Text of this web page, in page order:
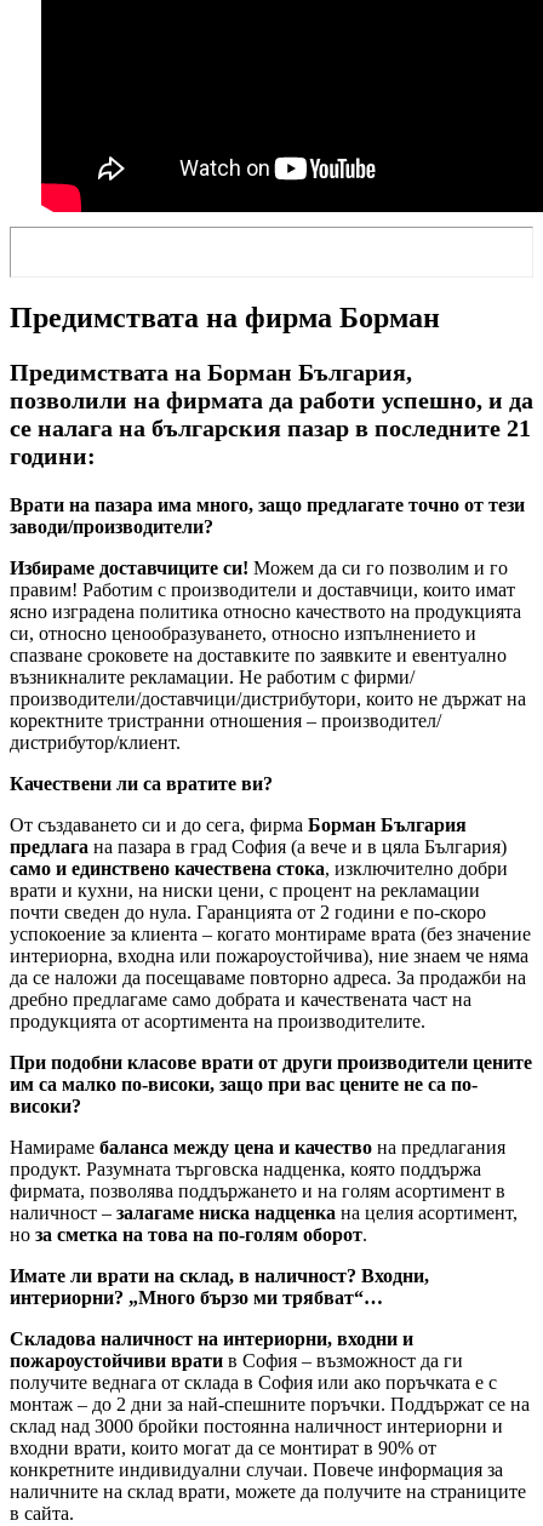
Предимствата на фирма Борман
Предимствата на Борман България,
позволили на фирмата да работи успешно, и да
се налага на българския пазар в последните 21
години:
Врати на пазара има много, защо предлагате точно от тези
заводи/производители?
Избираме доставчиците си! Можем да си го позволим и го
правим! Работим с производители и доставчици, които имат
ясно изградена политика относно качеството на продукцията
си, относно ценообразуването, относно изпълнението и
спазване сроковете на доставките по заявките и евентуално
възникналите рекламации. Не работим с фирми/
производители/доставчици/дистрибутори, които не държат на
коректните тристранни отношения – производител/
дистрибутор/клиент.
Качествени ли са вратите ви?
От създаването си и до сега, фирма Борман България
предлага на пазара в град София (а вече и в цяла България)
само и единствено качествена стока, изключително добри
врати и кухни, на ниски цени, с процент на рекламации
почти сведен до нула. Гаранцията от 2 години е по-скоро
успокоение за клиента – когато монтираме врата (без значение
интериорна, входна или пожароустойчива), ние знаем че няма
да се наложи да посещаваме повторно адреса. За продажби на
дребно предлагаме само добрата и качествената част на
продукцията от асортимента на производителите.
При подобни класове врати от други производители цените
им са малко по-високи, защо при вас цените не са по-
високи?
Намираме баланса между цена и качество на предлагания
продукт. Разумната търговска надценка, която поддържа
фирмата, позволява поддържането и на голям асортимент в
наличност – залагаме ниска надценка на целия асортимент,
но за сметка на това на по-голям оборот.
Имате ли врати на склад, в наличност? Входни,
интериорни? „Много бързо ми трябват“…
Складова наличност на интериорни, входни и
пожароустойчиви врати в София – възможност да ги
получите веднага от склада в София или ако поръчката е с
монтаж – до 2 дни за най-спешните поръчки. Поддържат се на
склад над 3000 бройки постоянна наличност интериорни и
входни врати, които могат да се монтират в 90% от
конкретните индивидуални случаи. Повече информация за
наличните на склад врати, можете да получите на страниците
в сайта.